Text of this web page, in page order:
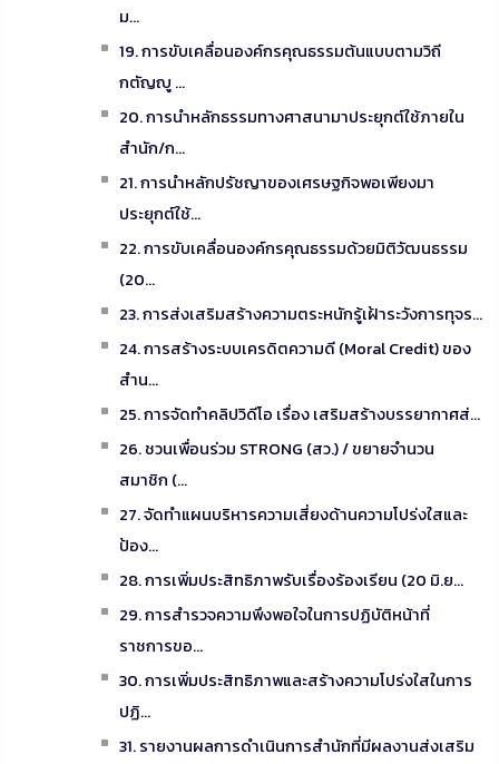
ม...
19. การขับเคลื่อนองค์กรคุณธรรมต้นแบบตามวิถี
กตัญญู ...
20. การนำหลักธรรมทางศาสนามาประยุกต์ใช้ภายใน
สำนัก/ก...
21. การนำหลักปรัชญาของเศรษฐกิจพอเพียงมา
ประยุกต์ใช้...
22. การขับเคลื่อนองค์กรคุณธรรมด้วยมิติวัฒนธรรม
(20...
23. การส่งเสริมสร้างความตระหนักรู้เฝ้าระวังการทุจร...
24. การสร้างระบบเครดิตความดี (Moral Credit) ของ
สำน...
25. การจัดทำคลิปวิดีโอ เรื่อง เสริมสร้างบรรยากาศส่...
26. ชวนเพื่อนร่วม STRONG (สว.) / ขยายจำนวน
สมาชิก (...
27. จัดทำแผนบริหารความเสี่ยงด้านความโปร่งใสและ
ป้อง...
28. การเพิ่มประสิทธิภาพรับเรื่องร้องเรียน (20 มิ.ย...
29. การสำรวจความพึงพอใจในการปฏิบัติหน้าที่
ราชการขอ...
30. การเพิ่มประสิทธิภาพและสร้างความโปร่งใสในการ
ปฏิ...
31. รายงานผลการดำเนินการสำนักที่มีผลงานส่งเสริม